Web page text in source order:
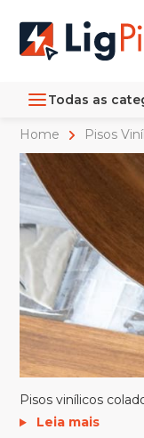
Todas as
Home Pisos
Pisos vinílicos
Leia mais